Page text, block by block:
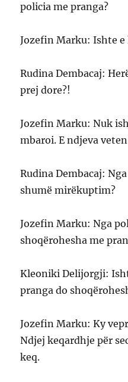
policia me pranga?
Jozefin Marku: Ishte e
Rudina Dembacaj:
prej dore?!
Jozefin Marku: Nuk
mbaroi. E ndjeva
Rudina Dembacaj:
shumë mirëkuptim?
Jozefin Marku: Nga
shoqërohesha me
Kleoniki Delijorgji:
pranga do
Jozefin Marku: Ky
Ndjej keqardhje për
keq.